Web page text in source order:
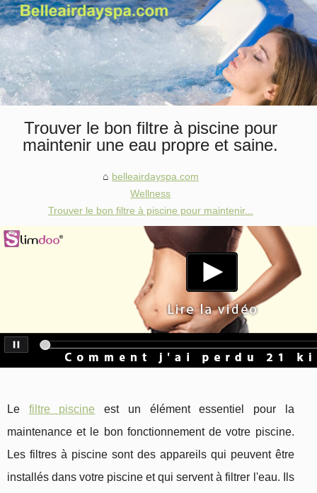
Trouver le bon filtre à piscine pour
maintenir une eau propre et saine.
belleairdayspa.com
Wellness
Trouver le bon filtre à piscine pour maintenir...
Le filtre piscine est un élément essentiel pour la
maintenance et le bon fonctionnement de votre piscine.
Les filtres à piscine sont des appareils qui peuvent être
installés dans votre piscine et qui servent à filtrer l'eau. Ils